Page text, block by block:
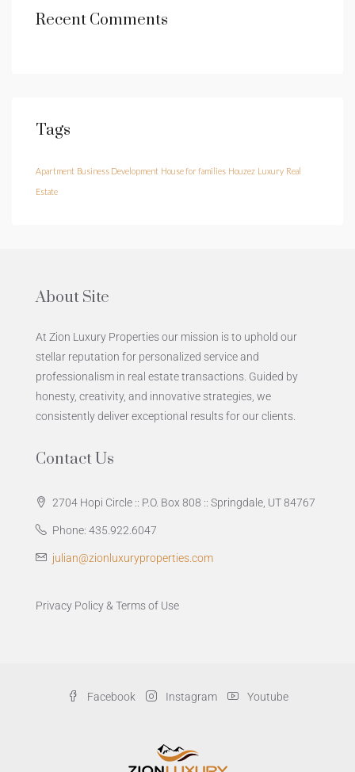
Recent Comments
Tags
Apartment Business Development House for families Houzez Luxury Real
Estate
About Site
At Zion Luxury Properties our mission is to uphold our
stellar reputation for personalized service and
professionalism in real estate transactions. Guided by
honesty, creativity, and innovative strategies, we
consistently deliver exceptional results for our clients.
Contact Us
2704 Hopi Circle :: P.O. Box 808 :: Springdale, UT 84767
Phone: 435.922.6047
julian@zionluxuryproperties.com
Privacy Policy& Terms of Use
Facebook Instagram Youtube